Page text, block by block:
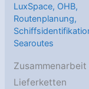
LuxSpace, OHB,
Routenplanung,
Searoutes
Zusammenarbeit
Lieferketten